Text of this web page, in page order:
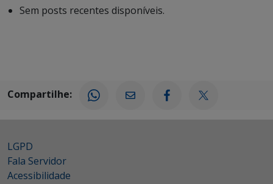
Sem posts recentes disponíveis.
Compartilhe:
LGPD
Fala Servidor
Acessibilidade